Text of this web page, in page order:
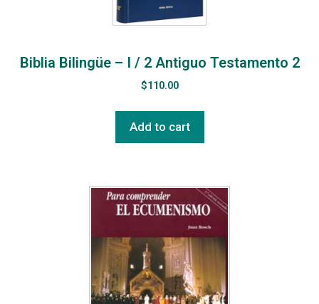
Biblia Bilingüe – I / 2 Antiguo Testamento 2
$110.00
Add to cart